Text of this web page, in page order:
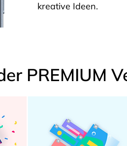
kreative Ideen.
PREMIUM